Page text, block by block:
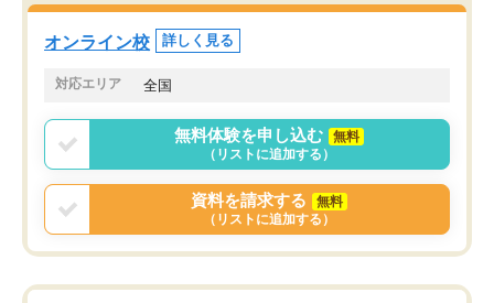
オンライン校 詳しく見る
対応エリア 全国
無料体験を申し込む
無料
（リストに追加する）
資料を請求する
無料
（リストに追加する）